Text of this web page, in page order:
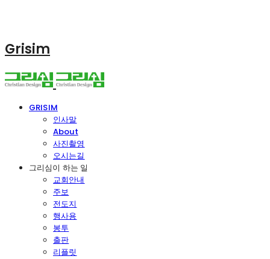
Grisim
GRISIM
인사말
About
사진촬영
오시는길
그리심이 하는 일
교회안내
주보
전도지
행사용
봉투
출판
리플릿